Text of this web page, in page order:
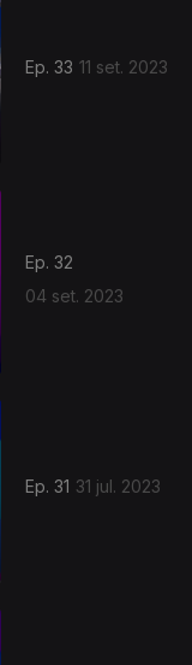
Ep. 33 11 set. 2023
Ep. 32
04 set. 2023
Ep. 31 31 jul. 2023